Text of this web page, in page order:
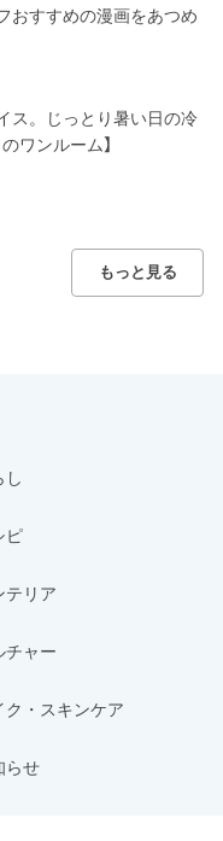
おすすめの漫画をあつめ
ス。じっとり暑い日の冷
ワンルーム】
もっと見る
し
ピ
テリア
チャー
ク・スキンケア
らせ